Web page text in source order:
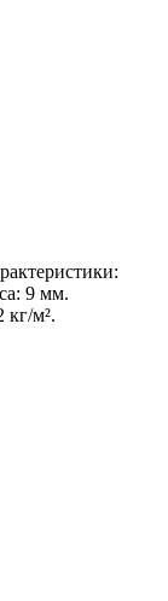
9 мм.
кг/м².